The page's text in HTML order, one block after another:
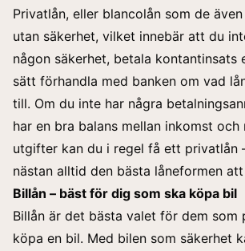
Privatlån, eller blancolån som de
utan säkerhet, vilket innebär att du
någon säkerhet, betala kontantinsats
sätt förhandla med banken om vad
till. Om du inte har några
har en bra balans mellan inkomst och
utgifter kan du i regel få ett privatlån
nästan alltid den bästa låneformen
Billån – bäst för dig som ska köpa bil
Billån är det bästa valet för dem som
köpa en bil. Med bilen som säkerhet